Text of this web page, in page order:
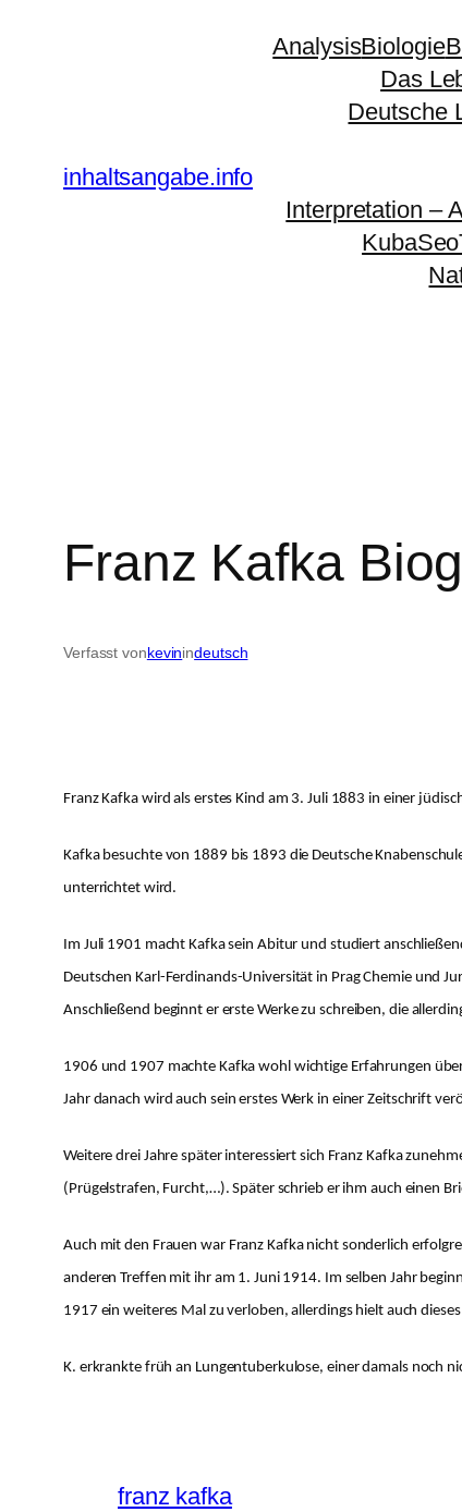
inhaltsangabe.info
AnalysisBiologie
Das
Deutsche
Interpretation –
Franz Kafka
Verfasst vonkevinindeutsch
Franz Kafka wird als erstes Kind am 3. Juli 1883 in einer
Kafka besuchte von 1889 bis 1893 die Deutsche
unterrichtet wird.
Im Juli 1901 macht Kafka sein Abitur und studiert
Deutschen Karl-Ferdinands-Universität in Prag Chemie und
Anschließend beginnt er erste Werke zu schreiben, die
1906 und 1907 machte Kafka wohl wichtige Erfahrungen
Jahr danach wird auch sein erstes Werk in einer Zeitschrift
Weitere drei Jahre später interessiert sich Franz Kafka
(Prügelstrafen, Furcht,…). Später schrieb er ihm auch einen
Auch mit den Frauen war Franz Kafka nicht sonderlich
anderen Treffen mit ihr am 1. Juni 1914. Im selben Jahr
1917 ein weiteres Mal zu verloben, allerdings hielt auch
K. erkrankte früh an Lungentuberkulose, einer damals noch
franz kafka